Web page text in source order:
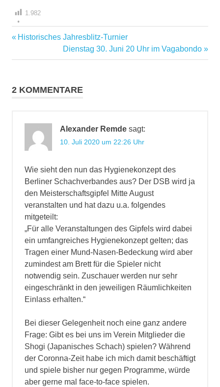
1.982
Beitragsnavigation
Vorheriger
Historisches Jahresblitz-Turnier
Nächster
Beitrag:
Dienstag 30. Juni 20 Uhr im Vagabondo
2 KOMMENTARE
Alexander Remde sagt:
10. Juli 2020 um 22:26 Uhr
Wie sieht den nun das Hygienekonzept des
Berliner Schachverbandes aus? Der DSB wird ja
den Meisterschaftsgipfel Mitte August
veranstalten und hat dazu u.a. folgendes
mitgeteilt:
„Für alle Veranstaltungen des Gipfels wird dabei
ein umfangreiches Hygienekonzept gelten; das
Tragen einer Mund-Nasen-Bedeckung wird aber
zumindest am Brett für die Spieler nicht
notwendig sein. Zuschauer werden nur sehr
eingeschränkt in den jeweiligen Räumlichkeiten
Einlass erhalten.“
Bei dieser Gelegenheit noch eine ganz andere
Frage: Gibt es bei uns im Verein Mitglieder die
Shogi (Japanisches Schach) spielen? Während
der Coronna-Zeit habe ich mich damit beschäftigt
und spiele bisher nur gegen Programme, würde
aber gerne mal face-to-face spielen.